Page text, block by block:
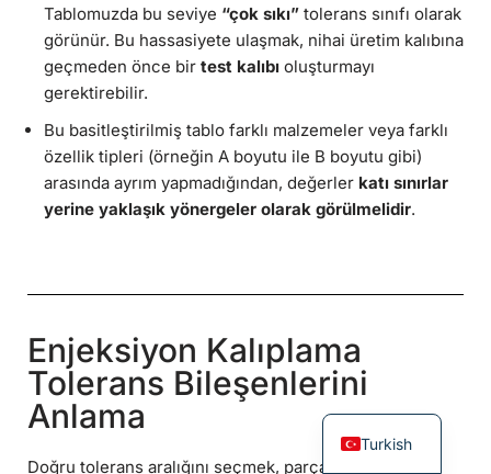
Tablomuzda bu seviye “çok sıkı” tolerans sınıfı olarak
görünür. Bu hassasiyete ulaşmak, nihai üretim kalıbına
geçmeden önce bir test kalıbı oluşturmayı
gerektirebilir.
Bu basitleştirilmiş tablo farklı malzemeler veya farklı
özellik tipleri (örneğin A boyutu ile B boyutu gibi)
arasında ayrım yapmadığından, değerler katı sınırlar
yerine yaklaşık yönergeler olarak görülmelidir.
Enjeksiyon Kalıplama
Tolerans Bileşenlerini
Anlama
Doğru tolerans aralığını seçmek, parçaların doğru
Turkish